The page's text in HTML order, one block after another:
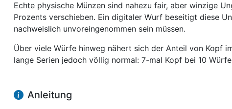
Echte physische Münzen sind nahezu fair, aber winzige
Prozents verschieben. Ein digitaler Wurf beseitigt diese
nachweislich unvoreingenommen sein müssen.
Über viele Würfe hinweg nähert sich der Anteil von Kopf
lange Serien jedoch völlig normal: 7-mal Kopf bei 10
Anleitung